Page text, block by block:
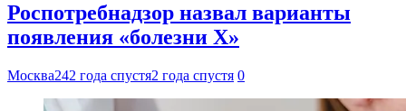
Роспотребнадзор назвал варианты
появления «болезни Х»
Москва242 года спустя2 года спустя 0